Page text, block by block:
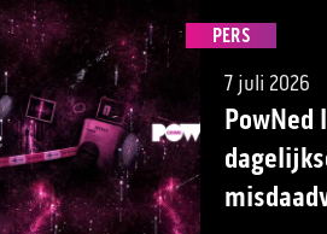
PERS
7 juli 2026
PowNed